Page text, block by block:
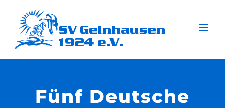
Inhalt
springen
Fünf Deutsche